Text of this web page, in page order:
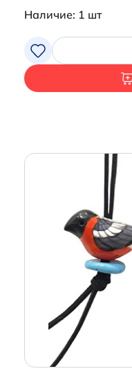
Наличие: 1 шт